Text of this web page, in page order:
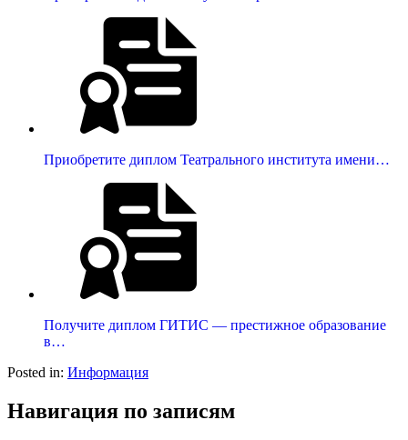
Приобретите диплом Театрального института имени…
Получите диплом ГИТИС — престижное образование
в…
Posted in: Информация
Навигация по записям